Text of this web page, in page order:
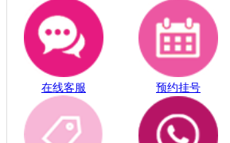
在线客服 预约挂号